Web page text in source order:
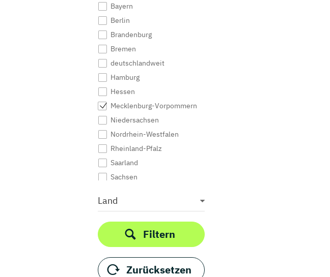
Unternehmensberatung
Unternehmensführung
Volkswirtschaftslehre
Wirtschaftswissenschaften
Bayern
Berlin
Brandenburg
Bremen
deutschlandweit
Hamburg
Hessen
Mecklenburg-Vorpommern
Niedersachsen
Nordrhein-Westfalen
Rheinland-Pfalz
Saarland
Sachsen
Schleswig-Holstein
Thüringen
Land
Filtern
Zurücksetzen